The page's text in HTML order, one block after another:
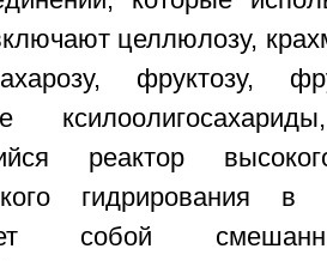
целлюлозу,
фруктозу,
реактор
гидрирования в
собой